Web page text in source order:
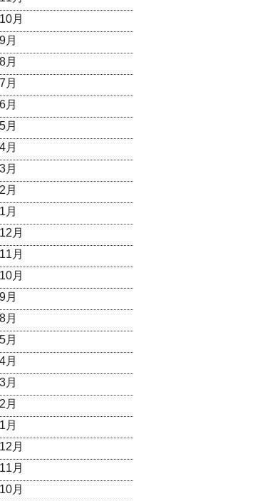
月
月
月
月
月
月
月
月
月
月
月
月
月
月
月
月
月
月
月
月
月
月
月